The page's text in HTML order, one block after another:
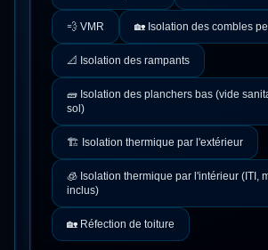
💨 VMR 🏡 Isolation des combles
📐 Isolation des rampants
🧱 Isolation des planchers bas (vide
sol)
🏗️ Isolation thermique par l'extérieur
🧊 Isolation thermique par l'intérieur (ITI,
inclus)
🏡 Réfection de toiture